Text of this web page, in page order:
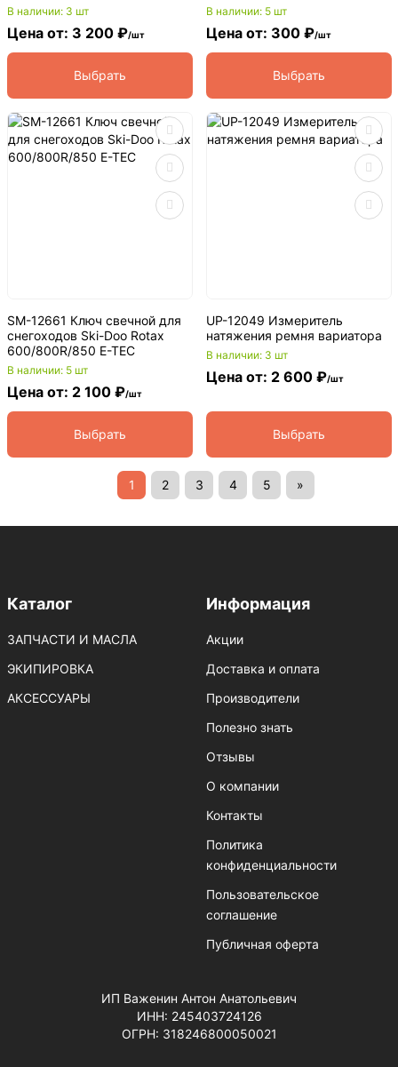
В наличии: 3 шт
Цена от: 3 200 ₽/шт
Выбрать
В наличии: 5 шт
Цена от: 300 ₽/шт
Выбрать
SM-12661 Ключ свечной для
снегоходов Ski-Doo Rotax
600/800R/850 E-TEC
В наличии: 5 шт
Цена от: 2 100 ₽/шт
Выбрать
UP-12049 Измеритель
натяжения ремня вариатора
В наличии: 3 шт
Цена от: 2 600 ₽/шт
Выбрать
1 2 3 4 5 »
Каталог
ЗАПЧАСТИ И МАСЛА
ЭКИПИРОВКА
АКСЕССУАРЫ
Информация
Акции
Доставка и оплата
Производители
Полезно знать
Отзывы
О компании
Контакты
Политика
конфиденциальности
Пользовательское
соглашение
Публичная оферта
ИП Важенин Антон Анатольевич
ИНН: 245403724126
ОГРН: 318246800050021